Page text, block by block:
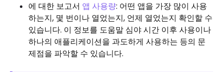
에 대한 보고서 앱 사용량: 어떤 앱을 가장 많이 사용
하는지, 몇 번이나 열었는지, 언제 열었는지 확인할 수
있습니다. 이 정보를 도움말 심야 시간 이후 사용이나
하나의 애플리케이션을 과도하게 사용하는 등의 문
제점을 파악할 수 있습니다.